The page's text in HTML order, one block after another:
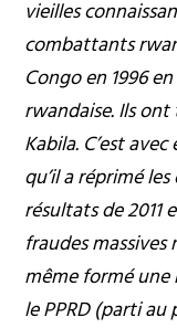
vieilles
combattants
Congo en 1996
rwandaise. Ils
Kabila. C’est
qu’il a réprimé
résultats de 2011
fraudes
même formé
le PPRD (parti au